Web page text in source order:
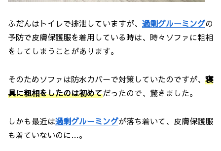
ふだんはトイレで排泄していますが、 過剰グルーミングの
予防で皮膚保護服を着用している時は、時々ソファに粗相
をしてしまうことがあります。
そのためソファは防水カバーで対策していたのですが、 寝
具に粗相をしたのは初めてだったので、驚きました。
しかも最近は過剰グルーミングが落ち着いて、皮膚保護服
も着ていないのに…。